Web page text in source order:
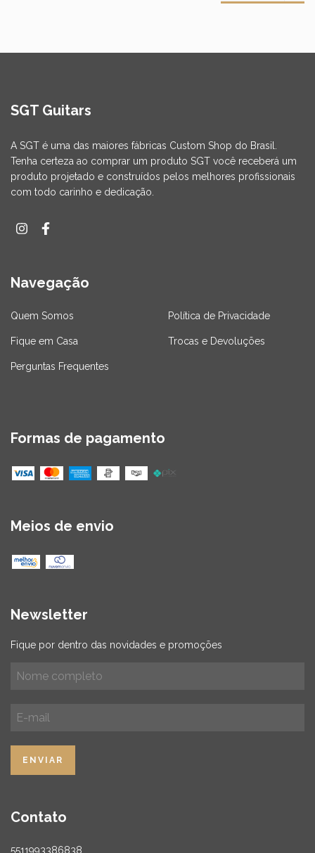
SGT Guitars
A SGT é uma das maiores fábricas Custom Shop do Brasil.
Tenha certeza ao comprar um produto SGT você receberá um
produto projetado e construídos pelos melhores profissionais
com todo carinho e dedicação.
Navegação
Quem Somos Política de Privacidade
Fique em Casa Trocas e Devoluções
Perguntas Frequentes
Formas de pagamento
Meios de envio
Newsletter
Fique por dentro das novidades e promoções
Contato
5511993386838